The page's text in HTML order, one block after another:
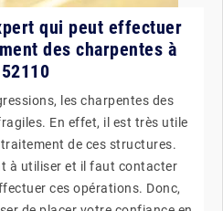
qui peut effectuer
des charpentes à
les charpentes des
En effet, il est très utile
de ces structures.
à utiliser et il faut contacter
ces opérations. Donc,